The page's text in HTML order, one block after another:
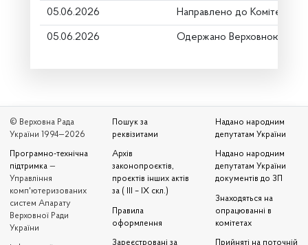
05.06.2026 Направлено до Комітету
05.06.2026 Одержано Верховною
© Верховна Рада
України 1994—2026
Програмно-технічна
підтримка —
Управління
комп'ютеризованих
систем Апарату
Верховної Ради
України
Пошук за
реквізитами
Архів
законопроєктів,
проєктів інших актів
за ( III – IX скл.)
Правила
оформлення
Зареєстровані за
Надано народним
депутатам України
Надано народним
депутатам України
документів до ЗП
Знаходяться на
опрацюванні в
комітетах
Прийняті на поточній